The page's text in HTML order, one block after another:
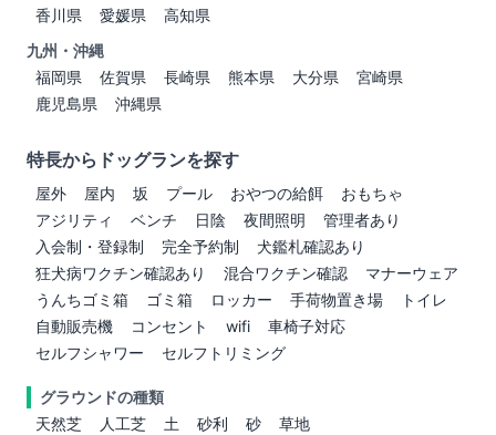
香川県
愛媛県
高知県
九州・沖縄
福岡県
佐賀県 長崎県 熊本県 大分県
宮崎県
鹿児島県
沖縄県
特長からドッグランを探す
屋外 屋内 坂 プール おやつの給餌
おもちゃ
アジリティ
ベンチ 日陰 夜間照明
管理者あり
入会制・登録制
完全予約制
犬鑑札確認あり
狂犬病ワクチン確認あり
混合ワクチン確認
マナーウェア
うんちゴミ箱
ゴミ箱 ロッカー 手荷物置き場
トイレ
自動販売機
コンセント wifi
車椅子対応
セルフシャワー
セルフトリミング
グラウンドの種類
天然芝
人工芝 土 砂利 砂 草地